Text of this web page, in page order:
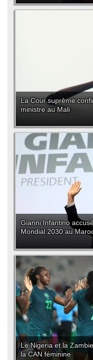
La Cour suprême
ministre au Mali
Gianni Infantino
Mondial 2030 au
Le Nigeria et la
la CAN féminine